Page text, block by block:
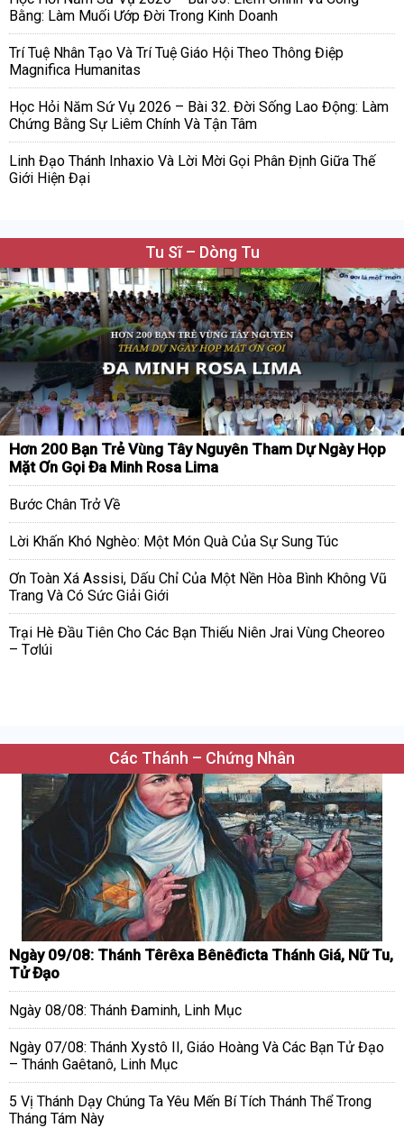
Bằng: Làm Muối Ướp Đời Trong Kinh Doanh
Trí Tuệ Nhân Tạo Và Trí Tuệ Giáo Hội Theo Thông Điệp
Magnifica Humanitas
Học Hỏi Năm Sứ Vụ 2026 – Bài 32. Đời Sống Lao Động: Làm
Chứng Bằng Sự Liêm Chính Và Tận Tâm
Linh Đạo Thánh Inhaxio Và Lời Mời Gọi Phân Định Giữa Thế
Giới Hiện Đại
Tu Sĩ – Dòng Tu
Hơn 200 Bạn Trẻ Vùng Tây Nguyên Tham Dự Ngày Họp
Mặt Ơn Gọi Đa Minh Rosa Lima
Bước Chân Trở Về
Lời Khấn Khó Nghèo: Một Món Quà Của Sự Sung Túc
Ơn Toàn Xá Assisi, Dấu Chỉ Của Một Nền Hòa Bình Không Vũ
Trang Và Có Sức Giải Giới
Trại Hè Đầu Tiên Cho Các Bạn Thiếu Niên Jrai Vùng Cheoreo
– Tơlúi
Các Thánh – Chứng Nhân
Ngày 09/08: Thánh Têrêxa Bênêđicta Thánh Giá, Nữ Tu,
Tử Đạo
Ngày 08/08: Thánh Đaminh, Linh Mục
Ngày 07/08: Thánh Xystô II, Giáo Hoàng Và Các Bạn Tử Đạo
– Thánh Gaêtanô, Linh Mục
5 Vị Thánh Dạy Chúng Ta Yêu Mến Bí Tích Thánh Thể Trong
Tháng Tám Này